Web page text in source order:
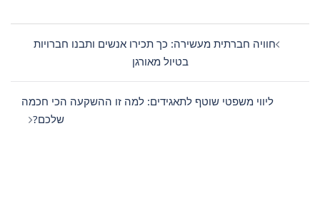
navigationחוויה חברתית מעשירה: כך תכירו אנשים ותבנו חברויות
בטיול מאורגן
ליווי משפטי שוטף לתאגידים: למה זו ההשקעה הכי חכמה
שלכם?